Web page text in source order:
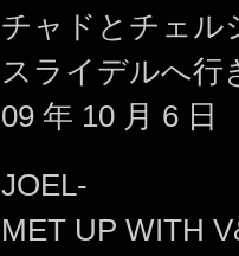
チャドとチェル
スライデルへ行
09 年 10 月 6 日
JOEL-
MET UP WITH